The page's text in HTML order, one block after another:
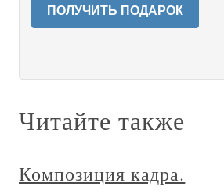
ПОЛУЧИТЬ ПОДАРОК
Читайте также
Композиция кадра.